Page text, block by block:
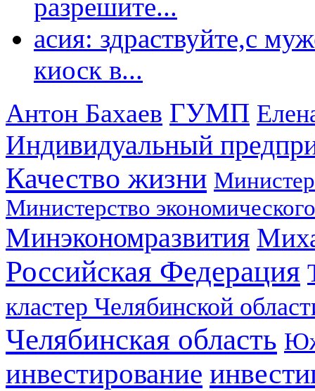
разрешите...
асия: здраствуйте,с
киоск в...
Антон Бахаев ГУМП
Индивидуальный
Качество жизни
Министерство
Минэкономразвития
Российская Федерация
кластер Челябинской
Челябинская область
инвестирование